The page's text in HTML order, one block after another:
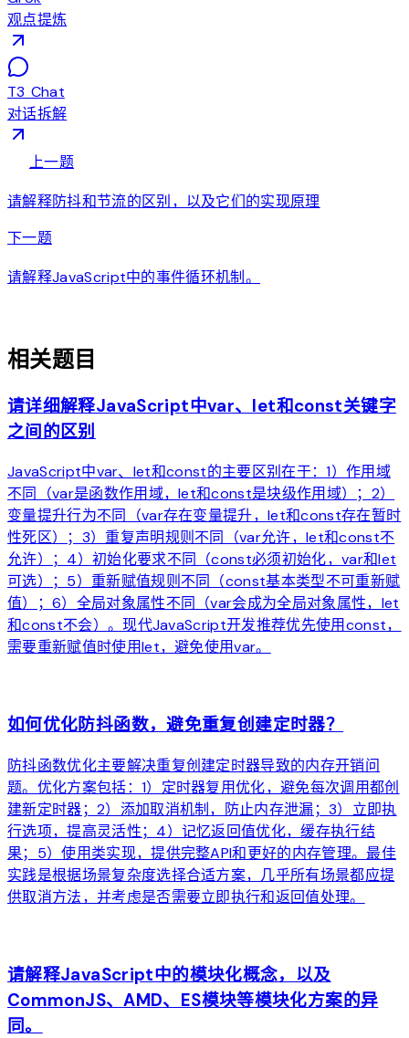
观点提炼
T3 Chat
对话拆解
上一题
请解释防抖和节流的区别，以及它们的实现原理
下一题arrow_forward
请解释JavaScript中的事件循环机制。
相关题目
请详细解释JavaScript中var、let和const关键字
之间的区别
JavaScript中var、let和const的主要区别在于：1）作用域
不同（var是函数作用域，let和const是块级作用域）；2）
变量提升行为不同（var存在变量提升，let和const存在暂时
性死区）；3）重复声明规则不同（var允许，let和const不
允许）；4）初始化要求不同（const必须初始化，var和let
可选）；5）重新赋值规则不同（const基本类型不可重新赋
值）；6）全局对象属性不同（var会成为全局对象属性，let
和const不会）。现代JavaScript开发推荐优先使用const，
需要重新赋值时使用let，避免使用var。
如何优化防抖函数，避免重复创建定时器？
防抖函数优化主要解决重复创建定时器导致的内存开销问
题。优化方案包括：1）定时器复用优化，避免每次调用都创
建新定时器；2）添加取消机制，防止内存泄漏；3）立即执
行选项，提高灵活性；4）记忆返回值优化，缓存执行结
果；5）使用类实现，提供完整API和更好的内存管理。最佳
实践是根据场景复杂度选择合适方案，几乎所有场景都应提
供取消方法，并考虑是否需要立即执行和返回值处理。
请解释JavaScript中的模块化概念，以及
CommonJS、AMD、ES模块等模块化方案的异
同。